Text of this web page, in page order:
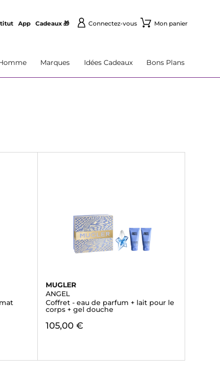
App Cadeaux 🎁 Connectez-vous Mon panier
Marques Idées Cadeaux Bons Plans
MUGLER
ANGEL
Coffret - eau de parfum + lait pour le
corps + gel douche
105,00 €